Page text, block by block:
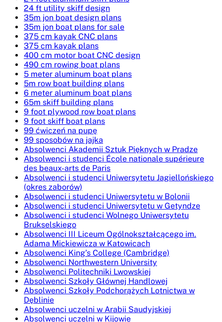
24 ft utility skiff design
35m jon boat design plans
35m jon boat plans for sale
375 cm kayak CNC plans
375 cm kayak plans
400 cm motor boat CNC design
490 cm rowing boat plans
5 meter aluminum boat plans
5m row boat building plans
6 meter aluminum boat plans
65m skiff building plans
9 foot plywood row boat plans
9 foot skiff boat plans
99 ćwiczeń na pupę
99 sposobów na jajka
Absolwenci Akademii Sztuk Pięknych w Pradze
Absolwenci i studenci École nationale supérieure
des beaux-arts de Paris
Absolwenci i studenci Uniwersytetu Jagiellońskiego
(okres zaborów)
Absolwenci i studenci Uniwersytetu w Bolonii
Absolwenci i studenci Uniwersytetu w Getyndze
Absolwenci i studenci Wolnego Uniwersytetu
Brukselskiego
Absolwenci III Liceum Ogólnokształcącego im.
Adama Mickiewicza w Katowicach
Absolwenci King’s College (Cambridge)
Absolwenci Northwestern University
Absolwenci Politechniki Lwowskiej
Absolwenci Szkoły Głównej Handlowej
Absolwenci Szkoły Podchorążych Lotnictwa w
Dęblinie
Absolwenci uczelni w Arabii Saudyjskiej
Absolwenci uczelni w Kijowie